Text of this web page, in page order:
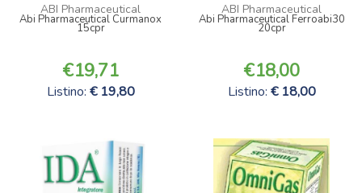
ABI Pharmaceutical
Abi Pharmaceutical Curmanox
15cpr
19,71
Listino: 19,80
ABI Pharmaceutical
Abi Pharmaceutical Ferroabi30
20cpr
18,00
Listino: 18,00